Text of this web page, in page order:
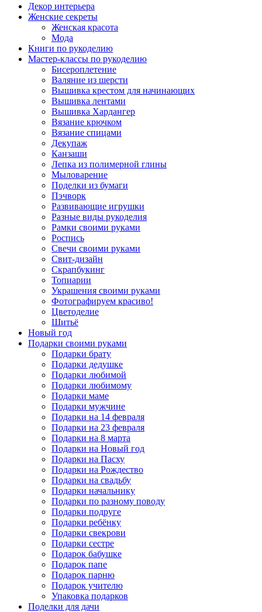
Декор интерьера
Женские секреты
Женская красота
Мода
Книги по рукоделию
Мастер-классы по рукоделию
Бисероплетение
Валяние из шерсти
Вышивка крестом для начинающих
Вышивка лентами
Вышивка Хардангер
Вязание крючком
Вязание спицами
Декупаж
Канзаши
Лепка из полимерной глины
Мыловарение
Поделки из бумаги
Пэчворк
Развивающие игрушки
Разные виды рукоделия
Рамки своими руками
Роспись
Свечи своими руками
Свит-дизайн
Скрапбукинг
Топиарии
Украшения своими руками
Фотографируем красиво!
Цветоделие
Шитьё
Новый год
Подарки своими руками
Подарки брату
Подарки дедушке
Подарки любимой
Подарки любимому
Подарки маме
Подарки мужчине
Подарки на 14 февраля
Подарки на 23 февраля
Подарки на 8 марта
Подарки на Новый год
Подарки на Пасху
Подарки на Рождество
Подарки на свадьбу
Подарки начальнику
Подарки по разному поводу
Подарки подруге
Подарки ребёнку
Подарки свекрови
Подарки сестре
Подарок бабушке
Подарок папе
Подарок парню
Подарок учителю
Упаковка подарков
Поделки для дачи